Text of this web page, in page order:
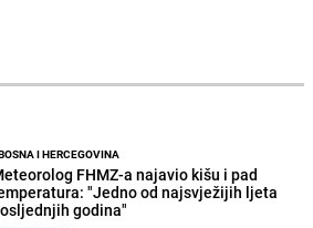
I HERCEGOVINA
FHMZ-a najavio kišu i pad
"Jedno od najsvježijih ljeta
godina"